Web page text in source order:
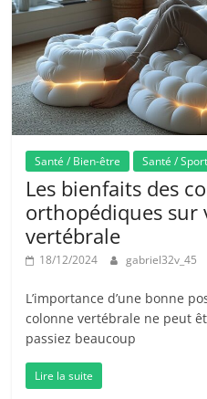
Santé / Bien-être Santé / Sport
Les bienfaits des
orthopédiques sur
vertébrale
18/12/2024 gabriel32v_45
L’importance d’une bonne
colonne vertébrale ne peut
passiez beaucoup
Lire la suite